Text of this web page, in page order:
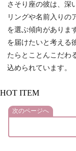
さそり座の彼は、深
リングや名前入りの
を選ぶ傾向がありま
を届けたいと考える
たらとことんこだわ
込められています。
HOT ITEM
次のページへ